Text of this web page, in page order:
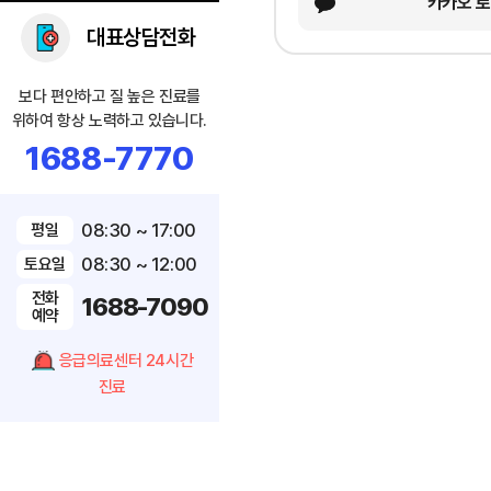
대표상담전화
보다 편안하고 질 높은 진료를
위하여 항상 노력하고 있습니다.
1688-7770
평일 08:30 ~ 17:00
토요일 08:30 ~ 12:00
전화
예약
1688-7090
응급의료센터 24시간
진료